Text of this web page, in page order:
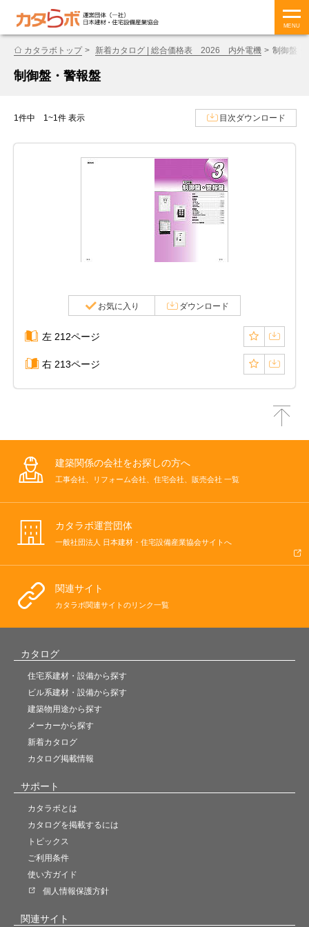
MENU
カタラボトップ 新着カタログ | 総合価格表 2026 内外電機 制御盤・
制御盤・警報盤
1件中 1~1件 表示 目次ダウンロード
お気に入り ダウンロード
左 212ページ
右 213ページ
建築関係の会社をお探しの方へ
工事会社、リフォーム会社、住宅会社、販売会社 一覧
カタラボ運営団体
一般社団法人 日本建材・住宅設備産業協会サイトへ
関連サイト
カタラボ関連サイトのリンク一覧
カタログ
住宅系建材・設備から探す
ビル系建材・設備から探す
建築物用途から探す
メーカーから探す
新着カタログ
カタログ掲載情報
サポート
カタラボとは
カタログを掲載するには
トピックス
ご利用条件
使い方ガイド
個人情報保護方針
関連サイト